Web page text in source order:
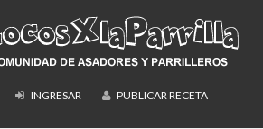
INGRESAR PUBLICAR RECETA